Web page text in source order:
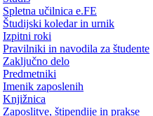
Spletna učilnica e.FE
Študijski koledar in urnik
Izpitni roki
Pravilniki in navodila za študente
Zaključno delo
Predmetniki
Imenik zaposlenih
Knjižnica
Zaposlitve, štipendije in prakse